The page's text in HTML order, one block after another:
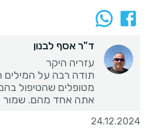
ד"ר אסף לבנון
תודה רבה על המילים
מטופלים שהטיפול
אתה אחד מהם. שמור
24.12.2024